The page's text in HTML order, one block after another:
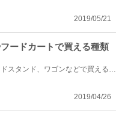
2019/05/21
ードカートで買える種類
ディズニーシーで飲めるお茶の種類を徹底調査！レストラン、フードスタンド、ワゴンなどで買えるお茶の...
2019/04/26